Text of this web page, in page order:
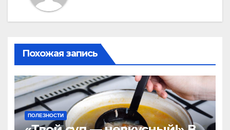
Похожая запись
ПОЛЕЗНОСТИ